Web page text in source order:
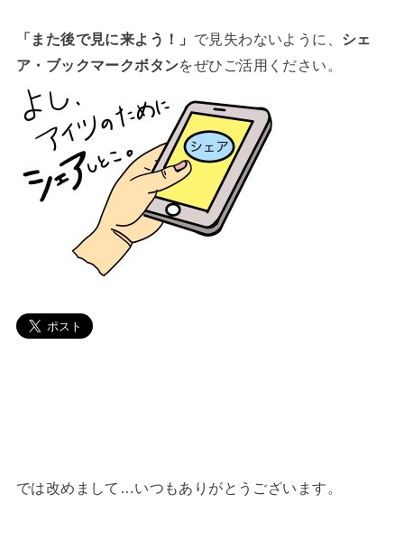
「また後で見に来よう！」 で見失わないように、 シェ
ア・ブックマークボタンをぜひご活用ください。
では改めまして…いつもありがとうございます。